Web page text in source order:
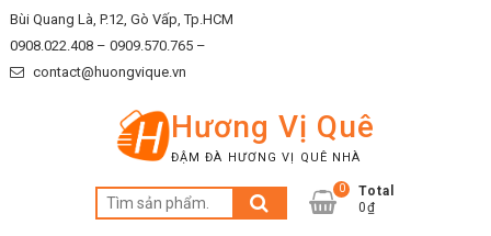
Skip
to
content
Bùi Quang Là, P.12, Gò Vấp, Tp.HCM
0908.022.408 – 0909.570.765 –
contact@huongvique.vn
Hương Vị Quê
ĐẬM ĐÀ HƯƠNG VỊ QUÊ NHÀ
Tìm
kiếm:
0
Total
0₫